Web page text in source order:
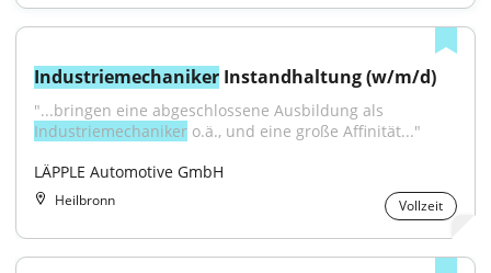
Industriemechaniker Instandhaltung (w/m/d)
Industriemechaniker o.ä., und eine große Affinität..."
LÄPPLE Automotive GmbH
Heilbronn Vollzeit